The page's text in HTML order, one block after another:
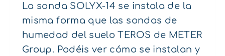
La sonda SOLYX-14 se instala de la
misma forma que las sondas de
humedad del suelo TEROS de METER
Group. Podéis ver cómo se instalan y